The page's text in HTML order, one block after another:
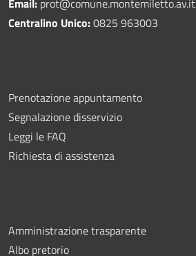
Email: prot@comune.montemiletto.av.it
Centralino Unico:0825 963003
Prenotazione appuntamento
Segnalazione disservizio
Leggi le FAQ
Richiesta di assistenza
Amministrazione trasparente
Albo pretorio